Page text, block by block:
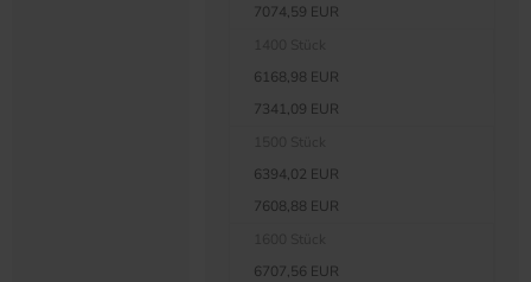
7074,59 EUR
6168,98 EUR
7341,09 EUR
6394,02 EUR
7608,88 EUR
6707,56 EUR